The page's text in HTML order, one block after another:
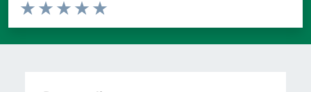
Valuta da 1 a 5 stelle la pagina
Valuta 5 stelle su 5
Valuta 4 stelle su 5
Valuta 3 stelle su 5
Valuta 2 stelle su 5
Valuta 1 stelle su 5